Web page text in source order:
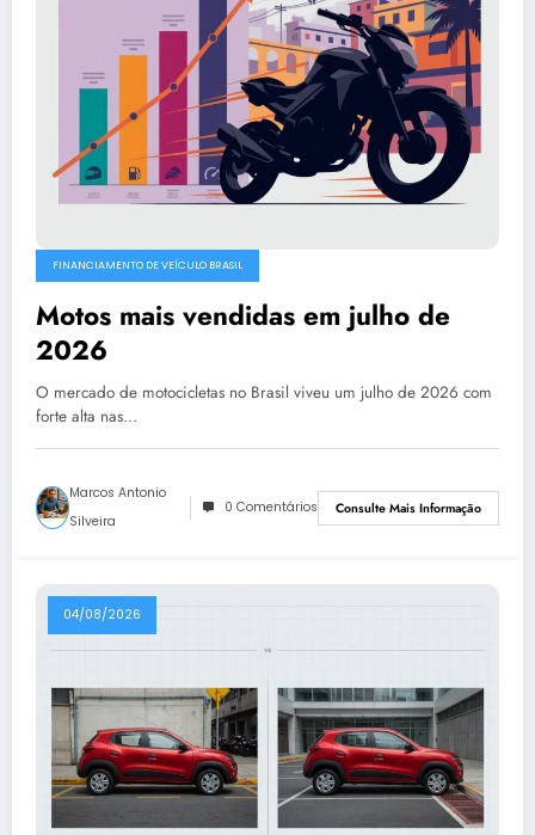
FINANCIAMENTO DE VEÍCULO BRASIL
Motos mais vendidas em julho de
2026
O mercado de motocicletas no Brasil viveu um julho de 2026 com
forte alta nas…
Marcos Antonio
Silveira
0 Comentários Consulte Mais Informação
04/08/2026